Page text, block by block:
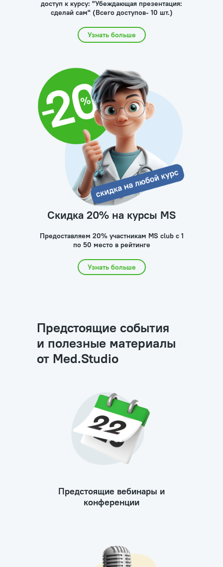
доступ к курсу: "Убеждающая презентация:
сделай сам" (Всего доступов- 10 шт.)
Узнать больше
Скидка 20% на курсы MS
Предоставляем 20% участникам MS club с 1
по 50 место в рейтинге
Узнать больше
Предстоящие события
и полезные материалы
от Меd.Studio
Предстоящие вебинары и
конференции